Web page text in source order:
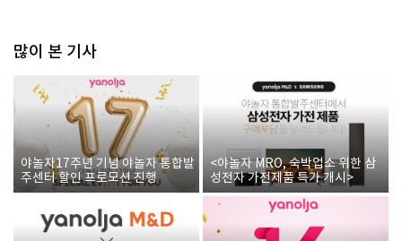
많이 본 기사
야놀자17주년 기념 야놀자 통합발
주센터 할인 프로모션 진행
<야놀자 MRO, 숙박업소 위한 삼
성전자 가전제품 특가 개시>